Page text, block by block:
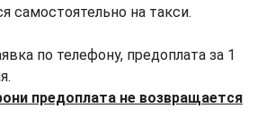
самостоятельно на такси.
по телефону, предоплата за 1
предоплата не возвращается